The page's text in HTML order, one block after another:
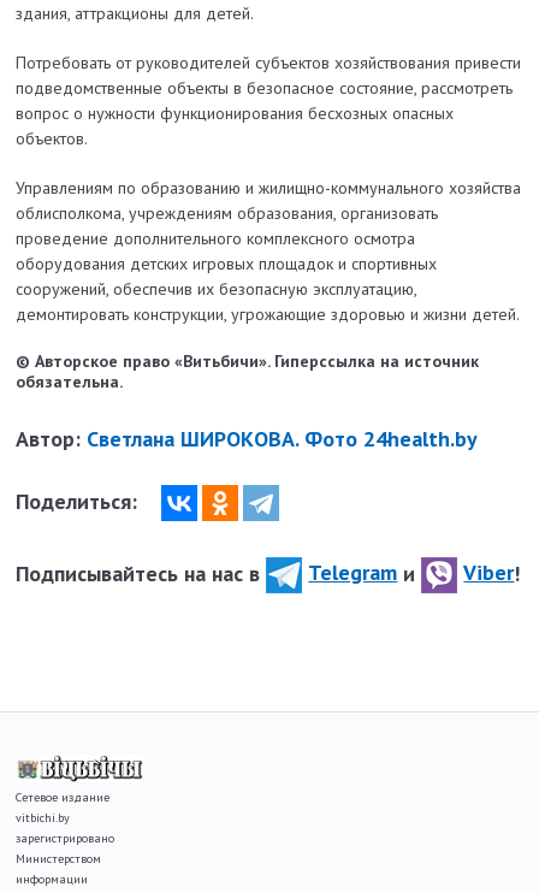
здания, аттракционы для детей.
Потребовать от руководителей субъектов хозяйствования привести
подведомственные объекты в безопасное состояние, рассмотреть
вопрос о нужности функционирования бесхозных опасных
объектов.
Управлениям по образованию и жилищно-коммунального хозяйства
облисполкома, учреждениям образования, организовать
проведение дополнительного комплексного осмотра
оборудования детских игровых площадок и спортивных
сооружений, обеспечив их безопасную эксплуатацию,
демонтировать конструкции, угрожающие здоровью и жизни детей.
© Авторское право «Витьбичи». Гиперссылка на источник
обязательна.
Автор: Светлана ШИРОКОВА. Фото 24health.by
Поделиться:
Подписывайтесь на нас в Telegram и Viber!
Сетевое издание
vitbichi.by
зарегистрировано
Министерством
информации